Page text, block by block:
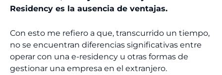
Residency es la ausencia de ventajas.
Con esto me refiero a que, transcurrido un tiempo,
no se encuentran diferencias significativas entre
operar con una e-residency u otras formas de
gestionar una empresa en el extranjero.